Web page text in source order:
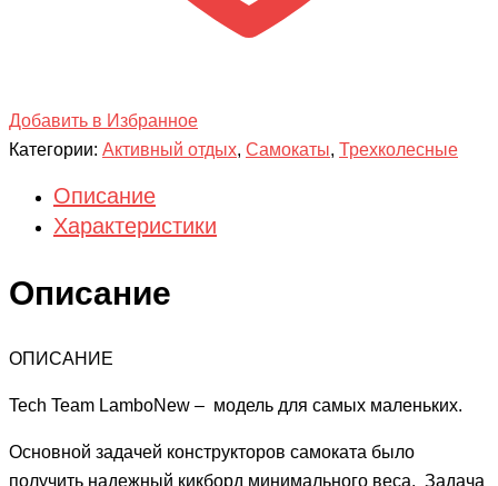
Добавить в Избранное
Категории: Активный отдых, Самокаты, Трехколесные
Описание
Характеристики
Описание
ОПИСАНИЕ
Tech Team LamboNew – модель для самых маленьких.
Основной задачей конструкторов самоката было
получить надежный кикборд минимального веса. Задача